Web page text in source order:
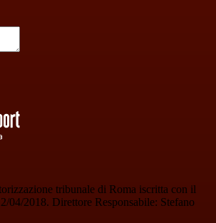
tribunale di Roma iscritta con il
04/2018. Direttore Responsabile: Stefano